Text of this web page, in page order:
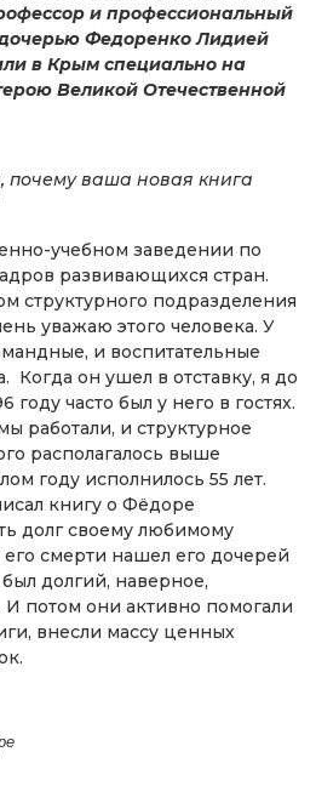
и профессиональный
Федоренко Лидией
в Крым специально на
Великой Отечественной
ваша новая книга
учебном заведении по
развивающихся стран.
структурного подразделения
уважаю этого человека. У
и воспитательные
Когда он ушел в отставку, я до
году часто был у него в гостях.
работали, и структурное
располагалось выше
году исполнилось 55 лет.
книгу о Фёдоре
долг своему любимому
смерти нашел его дочерей
долгий, наверное,
И потом они активно помогали
внесли массу ценных